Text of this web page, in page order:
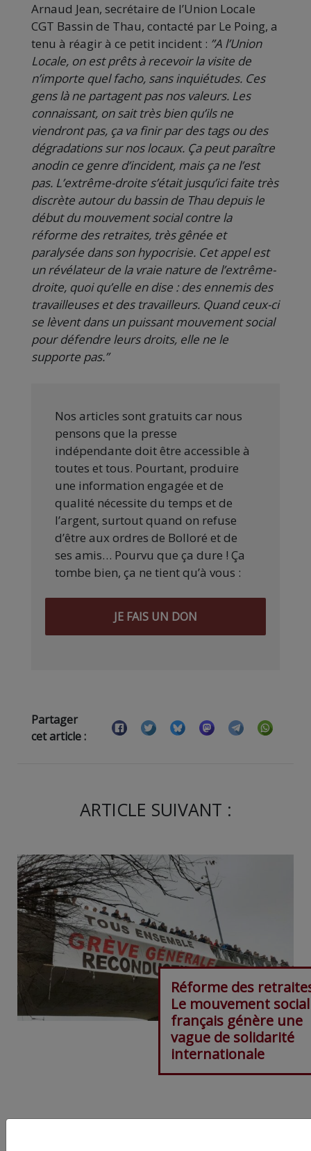
Arnaud Jean, secrétaire de l’Union Locale
CGT Bassin de Thau, contacté par Le Poing, a
tenu à réagir à ce petit incident : ”A l’Union
Locale, on est prêts à recevoir la visite de
n’importe quel facho, sans inquiétudes. Ces
gens là ne partagent pas nos valeurs. Les
connaissant, on sait très bien qu’ils ne
viendront pas, ça va finir par des tags ou des
dégradations sur nos locaux. Ça peut paraître
anodin ce genre d’incident, mais ça ne l’est
pas. L’extrême-droite s’était jusqu’ici faite très
discrète autour du bassin de Thau depuis le
début du mouvement social contre la
réforme des retraites, très gênée et
paralysée dans son hypocrisie. Cet appel est
un révélateur de la vraie nature de l’extrême-
droite, quoi qu’elle en dise : des ennemis des
travailleuses et des travailleurs. Quand ceux-ci
se lèvent dans un puissant mouvement social
pour défendre leurs droits, elle ne le
supporte pas.”
Nos articles sont gratuits car nous
pensons que la presse
indépendante doit être accessible à
toutes et tous. Pourtant, produire
une information engagée et de
qualité nécessite du temps et de
l’argent, surtout quand on refuse
d’être aux ordres de Bolloré et de
ses amis… Pourvu que ça dure ! Ça
tombe bien, ça ne tient qu’à vous :
JE FAIS UN DON
Partager
cet article :
ARTICLE SUIVANT :
Réforme des
Le mouvement social
français génère une
vague de solidarité
internationale